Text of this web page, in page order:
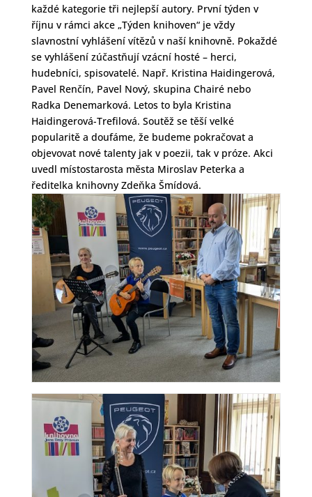
každé kategorie tři nejlepší autory. První týden v
říjnu v rámci akce „Týden knihoven“ je vždy
slavnostní vyhlášení vítězů v naší knihovně. Pokaždé
se vyhlášení zúčastňují vzácní hosté – herci,
hudebníci, spisovatelé. Např. Kristina Haidingerová,
Pavel Renčín, Pavel Nový, skupina Chairé nebo
Radka Denemarková. Letos to byla Kristina
Haidingerová-Trefilová. Soutěž se těší velké
popularitě a doufáme, že budeme pokračovat a
objevovat nové talenty jak v poezii, tak v próze. Akci
uvedl místostarosta města Miroslav Peterka a
ředitelka knihovny Zdeňka Šmídová.